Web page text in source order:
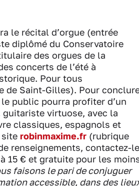
le récital d’orgue (entrée
diplômé du Conservatoire
des orgues de la
concerts de l’été à
Pour tous
de Saint-Gilles). Pour
public pourra profiter d’un
virtuose, avec la
classiques, espagnols et
site robinmaxime.fr (rubrique
renseignements, contactez-le
15 € et gratuite pour les
faisons le pari de conjuguer
accessible, dans des